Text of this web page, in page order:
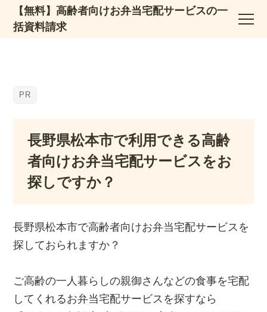
【無料】高齢者向けお弁当宅配サービスの一
括資料請求
長野県松本市で利用できる高齢
者向けお弁当宅配サービスをお
探しですか？
長野県松本市で高齢者向けお弁当宅配サービスを
探しておられますか？
ご高齢の一人暮らしの親御さんなどの食事を宅配
してくれるお弁当宅配サービスを探すなら